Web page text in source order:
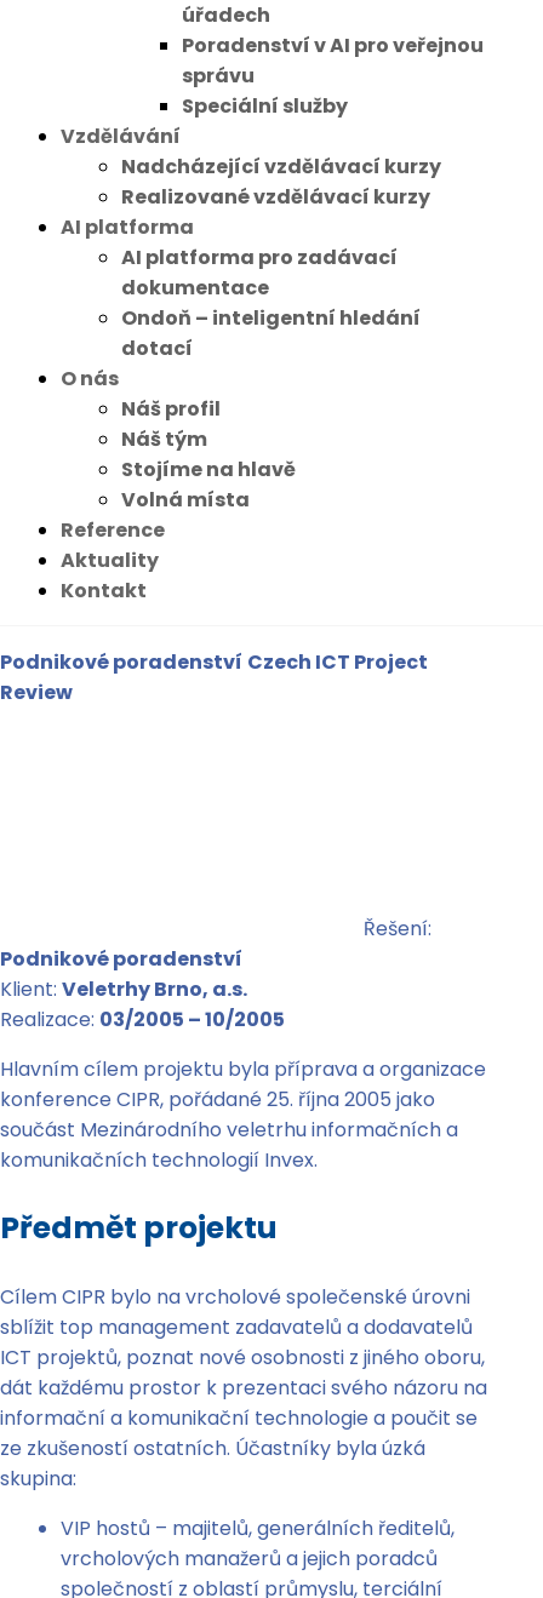
úřadech
Poradenství v AI pro veřejnou
správu
Speciální služby
Vzdělávání
Nadcházející vzdělávací kurzy
Realizované vzdělávací kurzy
AI platforma
AI platforma pro zadávací
dokumentace
Ondoň – inteligentní hledání
dotací
O nás
Náš profil
Náš tým
Stojíme na hlavě
Volná místa
Reference
Aktuality
Kontakt
Podnikové poradenství Czech ICT Project
Review
Řešení:
Podnikové poradenství
Klient: Veletrhy Brno, a.s.
Realizace: 03/2005 – 10/2005
Hlavním cílem projektu byla příprava a organizace
konference CIPR, pořádané 25. října 2005 jako
součást Mezinárodního veletrhu informačních a
komunikačních technologií Invex.
Předmět projektu
Cílem CIPR bylo na vrcholové společenské úrovni
sblížit top management zadavatelů a dodavatelů
ICT projektů, poznat nové osobnosti z jiného oboru,
dát každému prostor k prezentaci svého názoru na
informační a komunikační technologie a poučit se
ze zkušeností ostatních. Účastníky byla úzká
skupina:
VIP hostů – majitelů, generálních ředitelů,
vrcholových manažerů a jejich poradců
společností z oblastí průmyslu, terciální